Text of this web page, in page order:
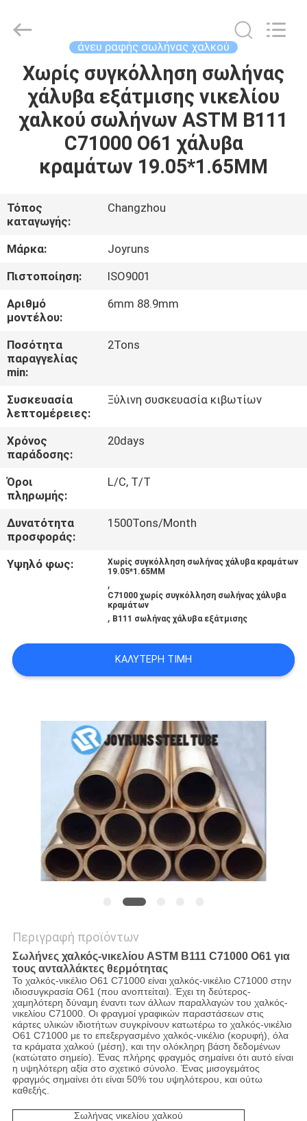
ΣΠΊΤΙ
ΠΡΟΪΟΝΤΑ
ΠΕΡΙΠΟΥ
ΓΎΡΟΣ
ΕΡΓΟΣΤΑΣΊΩΝ
ΠΟΙΟΤΙΚΌΣ
ΈΛΕΓΧΟΣ
ΜΑΣ
ΣΕ
ΕΠΑΦΉ
ΜΕ
ΖΗΤΉΣΤΕ
ΈΝΑ
ΑΠΌΣΠΑΣΜΑ
ΜΥΣΤΙΚΌΤΗΤΑΣ
Steel
Reserved.
άνευ ραφής σωλήνας χαλκού
Χωρίς συγκόλληση σωλήνας
χάλυβα εξάτμισης νικελίου
χαλκού σωλήνων ASTM B111
C71000 O61 χάλυβα
κραμάτων 19.05*1.65MM
Τόπος
καταγωγής:
Changzhou
Μάρκα:
Joyruns
Πιστοποίηση:
ISO9001
Αριθμό
μοντέλου:
6mm 88.9mm
Ποσότητα
παραγγελίας
min:
2Tons
Συσκευασία
λεπτομέρειες:
Ξύλινη συσκευασία κιβωτίων
Χρόνος
παράδοσης:
20days
Όροι
πληρωμής:
L/C, T/T
Δυνατότητα
προσφοράς:
1500Tons/Month
Υψηλό φως:
Χωρίς συγκόλληση σωλήνας χάλυβα κραμάτων
19.05*1.65MM
,
C71000 χωρίς συγκόλληση σωλήνας χάλυβα
κραμάτων
, B111 σωλήνας χάλυβα εξάτμισης
ΚΑΛΎΤΕΡΗ ΤΙΜΉ
Περιγραφή προϊόντων
Σωλήνες χαλκός-νικελίου ASTM B111 C71000 O61 για
τους ανταλλάκτες θερμότητας
Το χαλκός-νικέλιο O61 C71000 είναι χαλκός-νικέλιο C71000 στην
ιδιοσυγκρασία O61 (που ανοπτείται). Έχει τη δεύτερος-
χαμηλότερη δύναμη έναντι των άλλων παραλλαγών του χαλκός-
νικελίου C71000. Οι φραγμοί γραφικών παραστάσεων στις
κάρτες υλικών ιδιοτήτων συγκρίνουν κατωτέρω το χαλκός-νικέλιο
O61 C71000 με το επεξεργασμένο χαλκός-νικέλιο (κορυφή), όλα
τα κράματα χαλκού (μέση), και την ολόκληρη βάση δεδομένων
(κατώτατο σημείο). Ένας πλήρης φραγμός σημαίνει ότι αυτό είναι
η υψηλότερη αξία στο σχετικό σύνολο. Ένας μισογεμάτος
φραγμός σημαίνει ότι είναι 50% του υψηλότερου, και ούτω
καθεξής.
Σωλήνας νικελίου χαλκού